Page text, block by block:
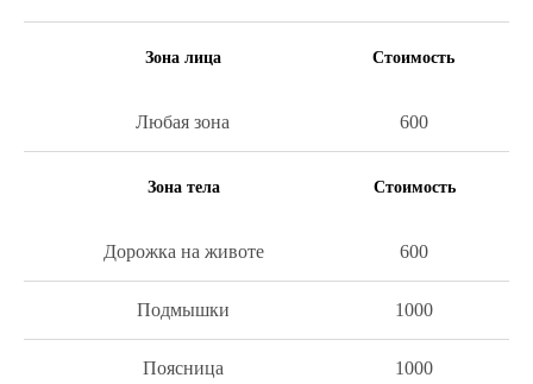
Зона лица Стоимость
Любая зона 600
Зона тела Стоимость
Дорожка на животе 600
Подмышки 1000
Поясница 1000